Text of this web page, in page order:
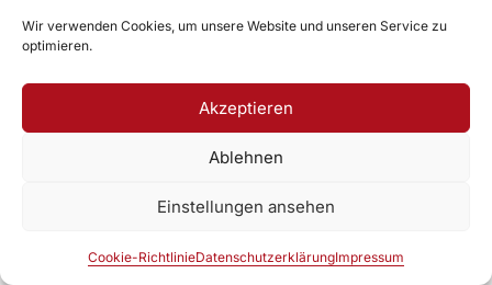
Wir verwenden Cookies, um unsere Website und unseren Service zu
optimieren.
Akzeptieren
Ablehnen
Einstellungen ansehen
Cookie-RichtlinieDatenschutzerklärungImpressum
Zur DAV Webseite